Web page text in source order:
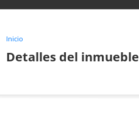
Inicio
Detalles del inmueble